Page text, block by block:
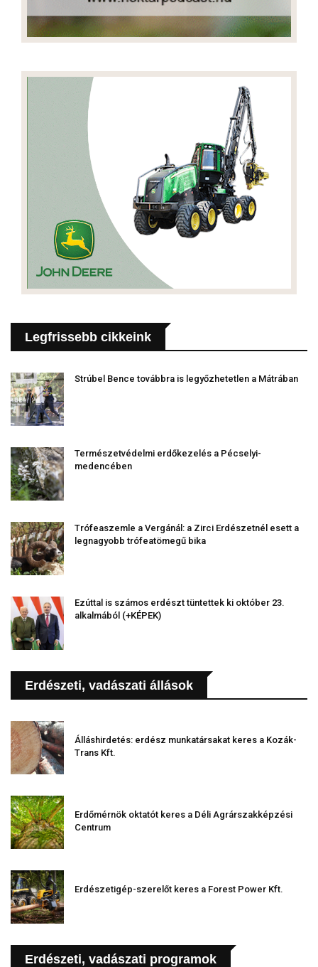
Legfrissebb cikkeink
Strúbel Bence továbbra is legyőzhetetlen a Mátrában
Természetvédelmi erdőkezelés a Pécselyi-
medencében
Trófeaszemle a Vergánál: a Zirci Erdészetnél esett a
legnagyobb trófeatömegű bika
Ezúttal is számos erdészt tüntettek ki október 23.
alkalmából (+KÉPEK)
Erdészeti, vadászati állások
Álláshirdetés: erdész munkatársakat keres a Kozák-
Trans Kft.
Erdőmérnök oktatót keres a Déli Agrárszakképzési
Centrum
Erdészetigép-szerelőt keres a Forest Power Kft.
Erdészeti, vadászati programok